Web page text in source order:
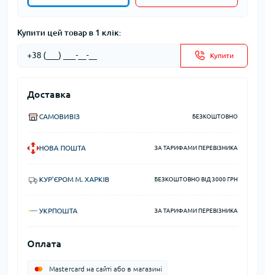
Купити цей товар в 1 клік:
Купити
Доставка
САМОВИВІЗ БЕЗКОШТОВНО
НОВА ПОШТА ЗА ТАРИФАМИ ПЕРЕВІЗНИКА
КУР'ЄРОМ М. ХАРКІВ БЕЗКОШТОВНО ВІД 3000 ГРН
УКРПОШТА ЗА ТАРИФАМИ ПЕРЕВІЗНИКА
Оплата
Mastercard на сайті або в магазині